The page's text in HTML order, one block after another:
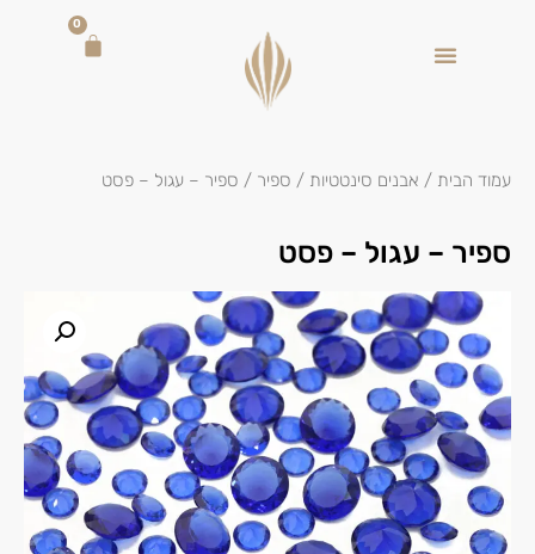
0
עמוד הבית / אבנים סינטטיות / ספיר / ספיר – עגול – פסט
ספיר – עגול – פסט